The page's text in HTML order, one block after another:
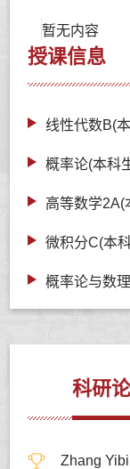
暂无内容
授课信息
线性代数B(
概率论(本科
高等数学2A(
微积分C(本
概率论与数
科研
Zhang